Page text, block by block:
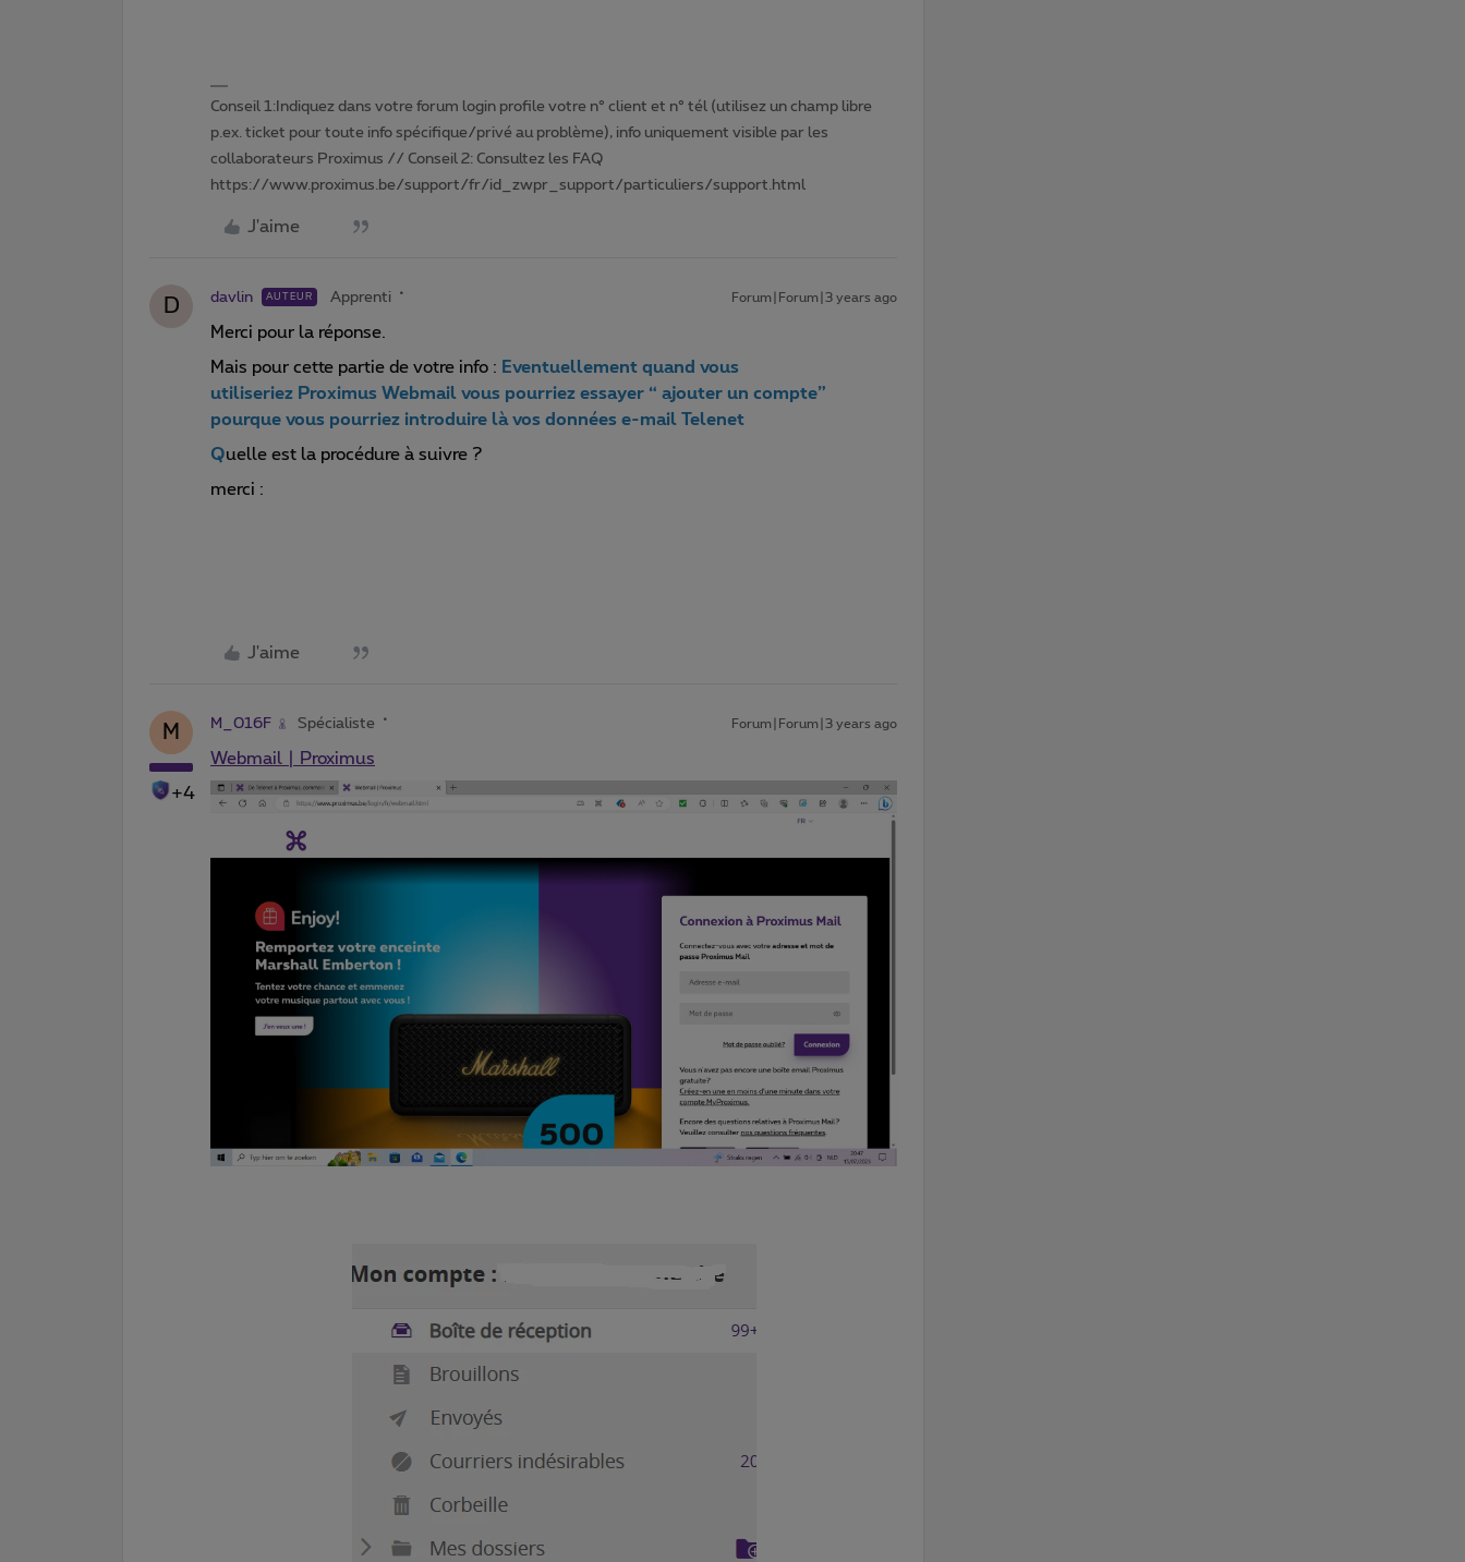
Conseil 1:Indiquez dans votre forum login profile votre n° client et n° tél (utilisez un champ libre
p.ex. ticket pour toute info spécifique/privé au problème), info uniquement visible par les
collaborateurs Proximus // Conseil 2: Consultez les FAQ
https://www.proximus.be/support/fr/id_zwpr_support/particuliers/support.html
J'aime
D davlin AUTEUR Apprenti Forum|Forum|3 years ago
Merci pour la réponse.
Mais pour cette partie de votre info : Eventuellement quand vous
utiliseriez Proximus Webmail vous pourriez essayer “ ajouter un compte”
pourque vous pourriez introduire là vos données e-mail Telenet
Quelle est la procédure à suivre ?
merci :
J'aime
M
+4
M_016F Spécialiste Forum|Forum|3 years ago
Webmail | Proximus